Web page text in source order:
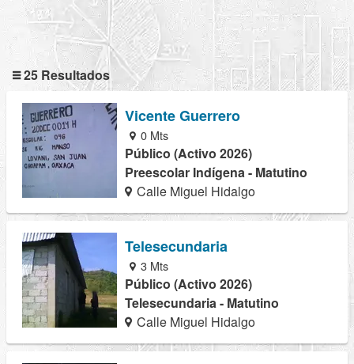
25 Resultados
Vicente Guerrero
0 Mts
Público (Activo 2026)
Preescolar Indígena - Matutino
Calle Miguel Hidalgo
Telesecundaria
3 Mts
Público (Activo 2026)
Telesecundaria - Matutino
Calle Miguel Hidalgo